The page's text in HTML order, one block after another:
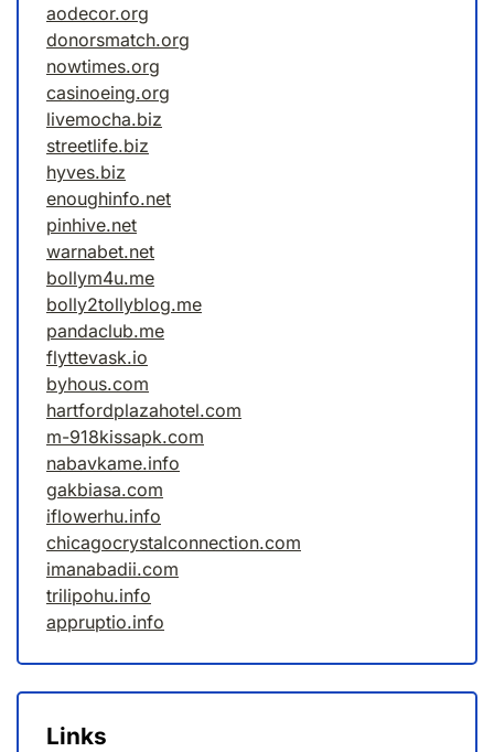
aodecor.org
donorsmatch.org
nowtimes.org
casinoeing.org
livemocha.biz
streetlife.biz
hyves.biz
enoughinfo.net
pinhive.net
warnabet.net
bollym4u.me
bolly2tollyblog.me
pandaclub.me
flyttevask.io
byhous.com
hartfordplazahotel.com
m-918kissapk.com
nabavkame.info
gakbiasa.com
iflowerhu.info
chicagocrystalconnection.com
imanabadii.com
trilipohu.info
appruptio.info
Links